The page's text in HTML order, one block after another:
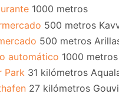
1000 metros
500 metros
500 metros
automático 1000
Park 31 kilómetros
27 kilómetros